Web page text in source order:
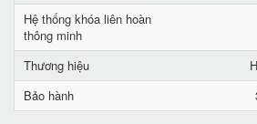
Hệ thống khóa liên hoàn
thông minh
Thương hiệu
Bảo hành